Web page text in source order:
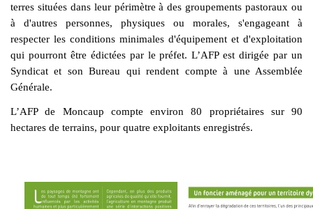
terres situées dans leur périmètre à des groupements pastoraux ou
à d'autres personnes, physiques ou morales, s'engageant à
respecter les conditions minimales d'équipement et d'exploitation
qui pourront être édictées par le préfet. L’AFP est dirigée par un
Syndicat et son Bureau qui rendent compte à une Assemblée
Générale.
L’AFP de Moncaup compte environ 80 propriétaires sur 90
hectares de terrains, pour quatre exploitants enregistrés.